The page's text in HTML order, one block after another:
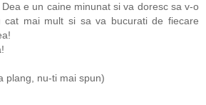
e un caine minunat si va doresc sa v-o
cat mai mult si sa va bucurati de fiecare
plang, nu-ti mai spun)